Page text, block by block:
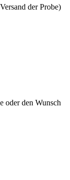
der Probe)
oder den Wunsch